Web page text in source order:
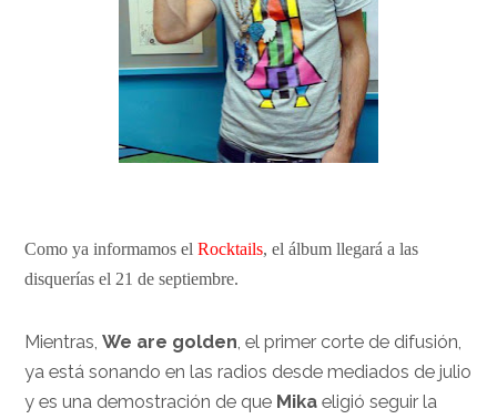
Como ya informamos elRocktails, el álbum llegará a las
disquerías el 21 de septiembre.
Mientras,We are golden , el primer corte de difusión,
ya está sonando en las radios desde mediados de julio
y es una demostración de que Mika eligió seguir la